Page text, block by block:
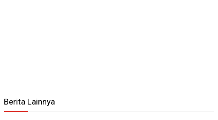
Berita Lainnya